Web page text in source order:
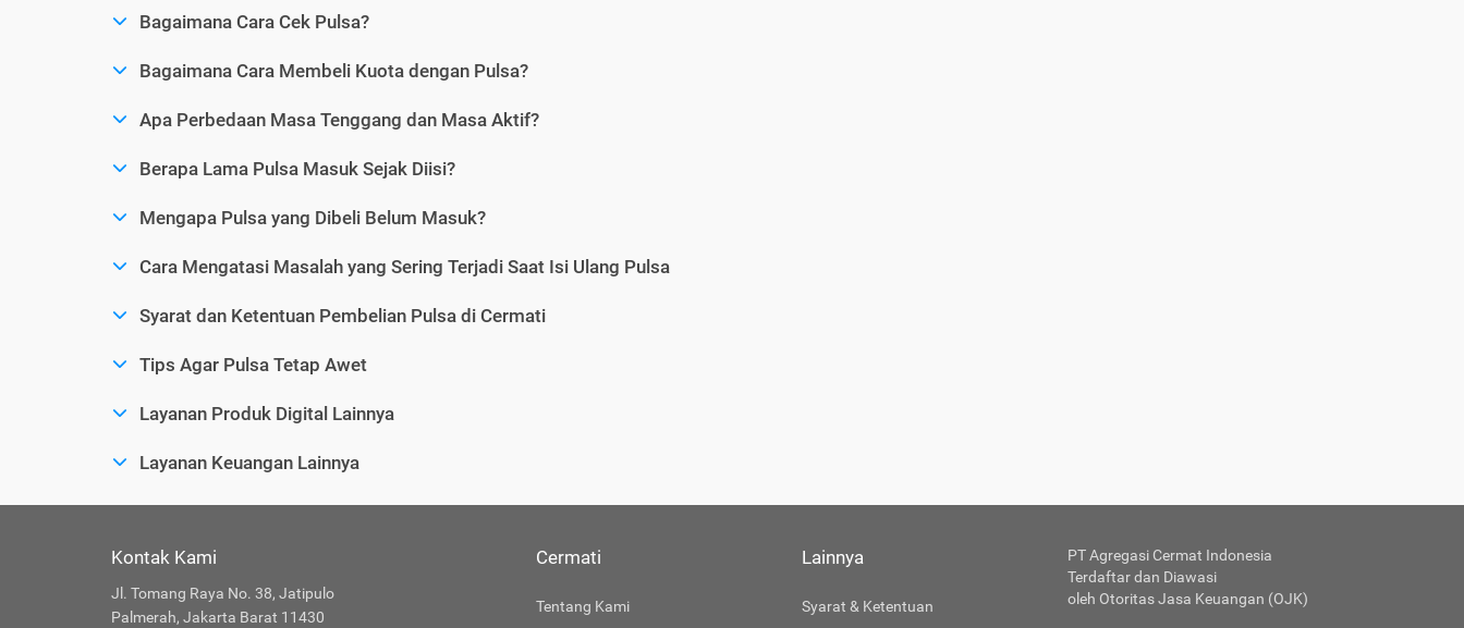
Bagaimana Cara Cek Pulsa?
Bagaimana Cara Membeli Kuota dengan Pulsa?
Apa Perbedaan Masa Tenggang dan Masa Aktif?
Berapa Lama Pulsa Masuk Sejak Diisi?
Mengapa Pulsa yang Dibeli Belum Masuk?
Cara Mengatasi Masalah yang Sering Terjadi Saat Isi Ulang Pulsa
Syarat dan Ketentuan Pembelian Pulsa di Cermati
Tips Agar Pulsa Tetap Awet
Layanan Produk Digital Lainnya
Layanan Keuangan Lainnya
Kontak Kami
Jl. Tomang Raya No. 38, Jatipulo
Palmerah, Jakarta Barat 11430
Cermati
Tentang Kami
Lainnya
Syarat & Ketentuan
PT Agregasi Cermat Indonesia
Terdaftar dan Diawasi
oleh Otoritas Jasa Keuangan (OJK)